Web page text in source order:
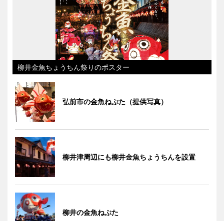
柳井金魚ちょうちん祭りのポスター
弘前市の金魚ねぷた（提供写真）
柳井津周辺にも柳井金魚ちょうちんを設置
柳井の金魚ねぷた